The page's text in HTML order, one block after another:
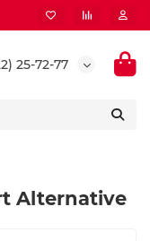
25-72-77
Alternative